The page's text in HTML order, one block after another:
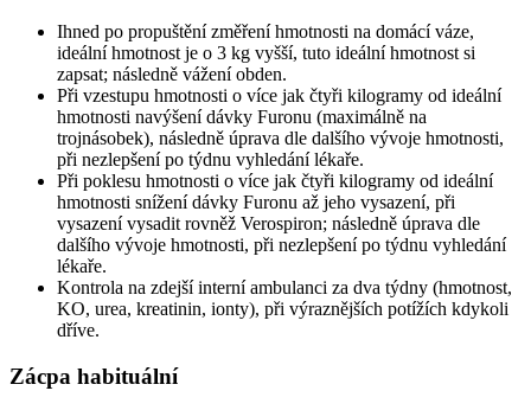
Ihned po propuštění změření hmotnosti na domácí váze,
ideální hmotnost je o 3 kg vyšší, tuto ideální hmotnost si
zapsat; následně vážení obden.
Při vzestupu hmotnosti o více jak čtyři kilogramy od ideální
hmotnosti navýšení dávky Furonu (maximálně na
trojnásobek), následně úprava dle dalšího vývoje hmotnosti,
při nezlepšení po týdnu vyhledání lékaře.
Při poklesu hmotnosti o více jak čtyři kilogramy od ideální
hmotnosti snížení dávky Furonu až jeho vysazení, při
vysazení vysadit rovněž Verospiron; následně úprava dle
dalšího vývoje hmotnosti, při nezlepšení po týdnu vyhledání
lékaře.
Kontrola na zdejší interní ambulanci za dva týdny (hmotnost,
KO, urea, kreatinin, ionty), při výraznějších potížích kdykoli
dříve.
Zácpa habituální